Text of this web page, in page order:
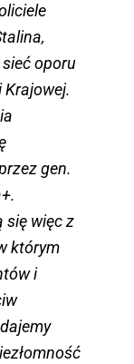
oporu
Krajowej.
gen.
się więc z
którym
i